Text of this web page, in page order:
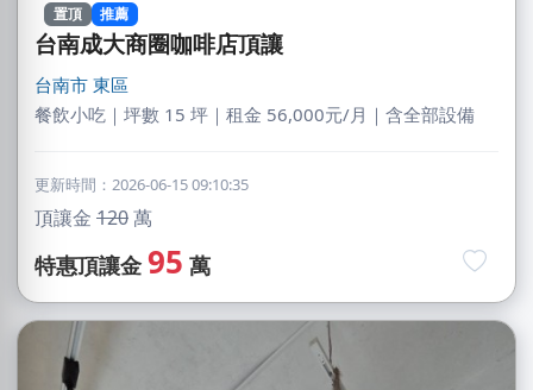
置頂 推薦
台南成大商圈咖啡店頂讓
台南市 東區
餐飲小吃｜坪數 15 坪｜租金 56,000元/月｜含全部設備
更新時間：2026-06-15 09:10:35
頂讓金 120萬
特惠頂讓金 95 萬